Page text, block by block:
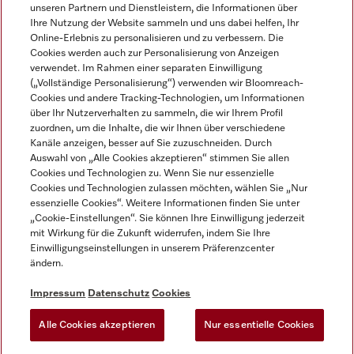
Impressum
AGB
Datenschutz
Nutzungsbedingungen
EU-Gesetzen über digitale Dienste
Cookie Einstellungen
Miele auf Instagram
Miele auf Facebook
Miele auf Youtube
unseren Partnern und Dienstleistern, die Informationen über
Ihre Nutzung der Website sammeln und uns dabei helfen, Ihr
Online-Erlebnis zu personalisieren und zu verbessern. Die
Cookies werden auch zur Personalisierung von Anzeigen
verwendet. Im Rahmen einer separaten Einwilligung
(„Vollständige Personalisierung“) verwenden wir Bloomreach-
Cookies und andere Tracking-Technologien, um Informationen
über Ihr Nutzerverhalten zu sammeln, die wir Ihrem Profil
zuordnen, um die Inhalte, die wir Ihnen über verschiedene
Kanäle anzeigen, besser auf Sie zuzuschneiden. Durch
Auswahl von „Alle Cookies akzeptieren“ stimmen Sie allen
Cookies und Technologien zu. Wenn Sie nur essenzielle
Cookies und Technologien zulassen möchten, wählen Sie „Nur
essenzielle Cookies“. Weitere Informationen finden Sie unter
„Cookie-Einstellungen“. Sie können Ihre Einwilligung jederzeit
mit Wirkung für die Zukunft widerrufen, indem Sie Ihre
Einwilligungseinstellungen in unserem Präferenzcenter
ändern.
Impressum Datenschutz Cookies
Alle Cookies akzeptieren Nur essentielle Cookies